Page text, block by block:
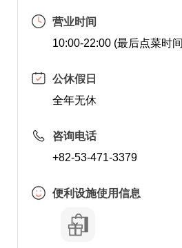
营业时间
10:00-22:00 (最后点菜时
公休假日
全年无休
咨询电话
+82-53-471-3379
便利设施使用信息